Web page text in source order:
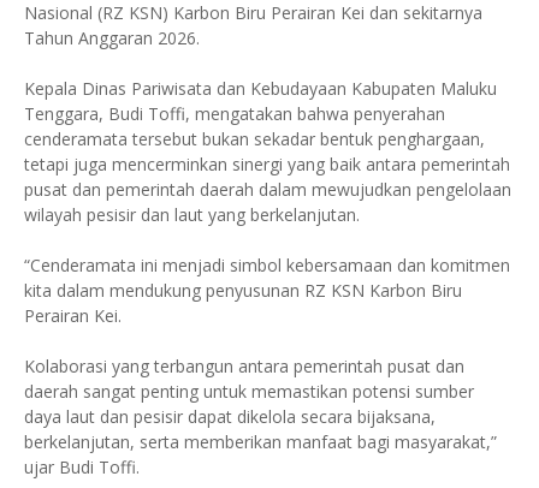
Nasional (RZ KSN) Karbon Biru Perairan Kei dan sekitarnya
Tahun Anggaran 2026.
Kepala Dinas Pariwisata dan Kebudayaan Kabupaten Maluku
Tenggara, Budi Toffi, mengatakan bahwa penyerahan
cenderamata tersebut bukan sekadar bentuk penghargaan,
tetapi juga mencerminkan sinergi yang baik antara pemerintah
pusat dan pemerintah daerah dalam mewujudkan pengelolaan
wilayah pesisir dan laut yang berkelanjutan.
“Cenderamata ini menjadi simbol kebersamaan dan komitmen
kita dalam mendukung penyusunan RZ KSN Karbon Biru
Perairan Kei.
Kolaborasi yang terbangun antara pemerintah pusat dan
daerah sangat penting untuk memastikan potensi sumber
daya laut dan pesisir dapat dikelola secara bijaksana,
berkelanjutan, serta memberikan manfaat bagi masyarakat,”
ujar Budi Toffi.